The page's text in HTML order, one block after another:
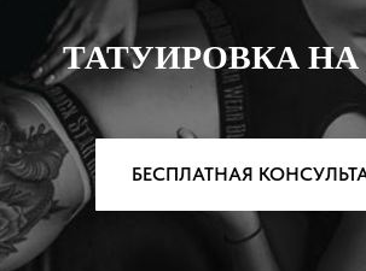
ТАТУИРОВКА НА
БЕСПЛАТНАЯ